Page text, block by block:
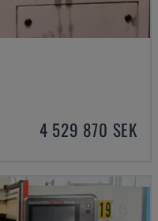
4 529 870 SEK